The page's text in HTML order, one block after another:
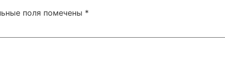
поля помечены *